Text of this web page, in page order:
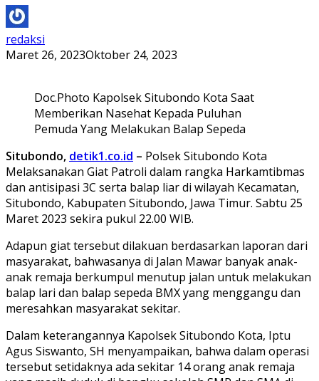
redaksi
Maret 26, 2023Oktober 24, 2023
Doc.Photo Kapolsek Situbondo Kota Saat
Memberikan Nasehat Kepada Puluhan
Pemuda Yang Melakukan Balap Sepeda
Situbondo, detik1.co.id – Polsek Situbondo Kota
Melaksanakan Giat Patroli dalam rangka Harkamtibmas
dan antisipasi 3C serta balap liar di wilayah Kecamatan,
Situbondo, Kabupaten Situbondo, Jawa Timur. Sabtu 25
Maret 2023 sekira pukul 22.00 WIB.
Adapun giat tersebut dilakuan berdasarkan laporan dari
masyarakat, bahwasanya di Jalan Mawar banyak anak-
anak remaja berkumpul menutup jalan untuk melakukan
balap lari dan balap sepeda BMX yang menggangu dan
meresahkan masyarakat sekitar.
Dalam keterangannya Kapolsek Situbondo Kota, Iptu
Agus Siswanto, SH menyampaikan, bahwa dalam operasi
tersebut setidaknya ada sekitar 14 orang anak remaja